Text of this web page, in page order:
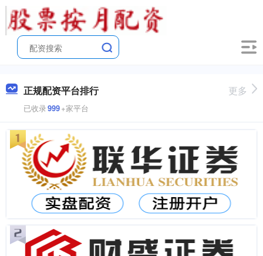
正规配资平台排行
已收录999+家平台
更多